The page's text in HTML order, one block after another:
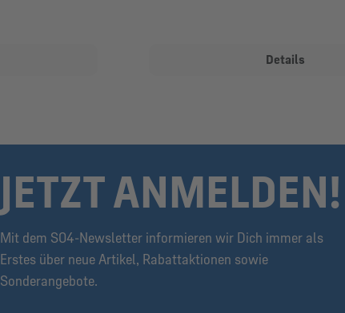
Details
JETZT ANMELDEN!
Mit dem S04-Newsletter informieren wir Dich immer als
Erstes über neue Artikel, Rabattaktionen sowie
Sonderangebote.